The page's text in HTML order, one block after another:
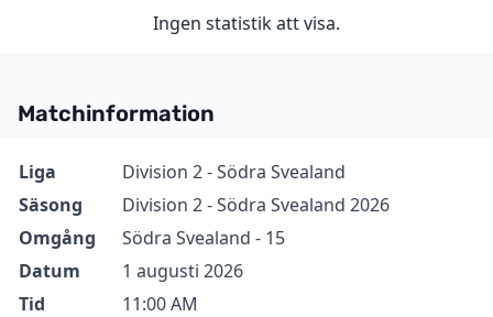
Ingen statistik att visa.
Matchinformation
InformationVärde
Liga
Division 2 - Södra Svealand
Säsong
Division 2 - Södra Svealand 2026
Omgång
Södra Svealand - 15
Datum
1 augusti 2026
Tid
11:00 AM